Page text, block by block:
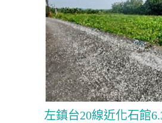
左鎮台20線近化石館